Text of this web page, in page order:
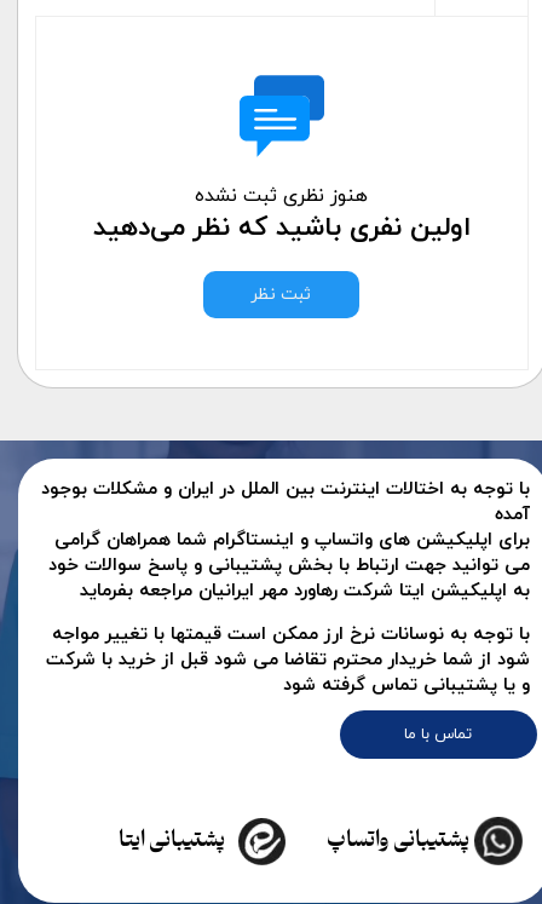
هنوز نظری ثبت نشده
اولین نفری باشید که نظر می‌دهید
ثبت نظر
تماس با ما
با توجه به اختالات اینترنت بین الملل در ایران و مشکلات بوجود
آمده
برای اپلیکیشن های واتساپ و اینستاگرام شما همراهان گرامی
می توانید جهت ارتباط با بخش پشتیبانی و پاسخ سوالات خود
به اپلیکیشن ایتا شرکت رهاورد مهر ایرانیان مراجعه بفرماید
پشتیبانی ایتا پشتیبانی واتساپ
با توجه به نوسانات نرخ ارز ممکن است قیمتها با تغییر مواجه
شود از شما خریدار محترم تقاضا می شود قبل از خرید با شرکت
و یا پشتیبانی تماس گرفته شود